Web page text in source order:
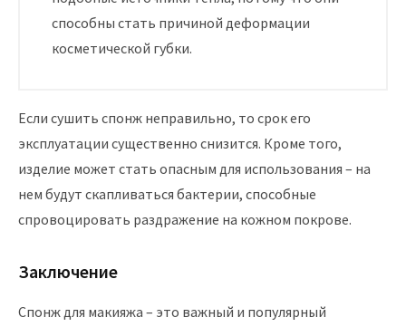
способны стать причиной деформации
косметической губки.
Если сушить спонж неправильно, то срок его
эксплуатации существенно снизится. Кроме того,
изделие может стать опасным для использования – на
нем будут скапливаться бактерии, способные
спровоцировать раздражение на кожном покрове.
Заключение
Спонж для макияжа – это важный и популярный